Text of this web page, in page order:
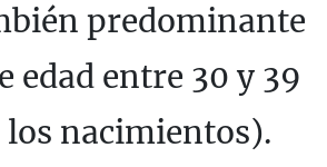
predominante
edad entre 30 y 39
nacimientos).